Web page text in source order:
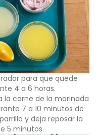
para que quede
4 a 6 horas.
la carne de la marinada
7 a 10 minutos de
y deja reposar la
5 minutos.